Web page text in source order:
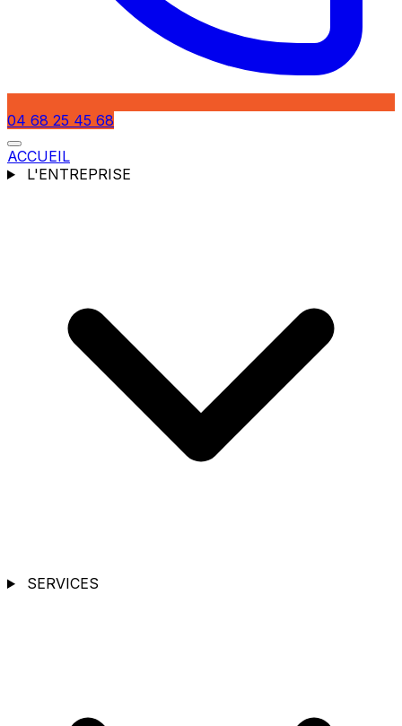
04 68 25 45 68
ACCUEIL
L'ENTREPRISE
SERVICES